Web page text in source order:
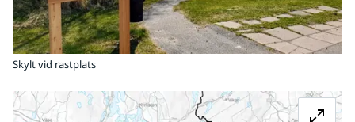
Skylt vid rastplats